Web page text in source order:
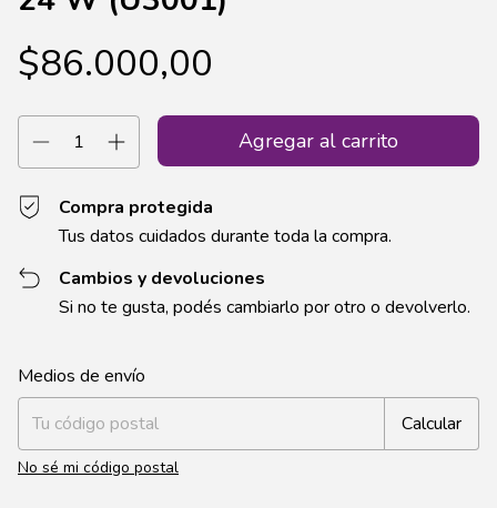
$86.000,00
Compra protegida
Tus datos cuidados durante toda la compra.
Cambios y devoluciones
Si no te gusta, podés cambiarlo por otro o devolverlo.
Entregas para el CP:
Medios de envío
Calcular
No sé mi código postal